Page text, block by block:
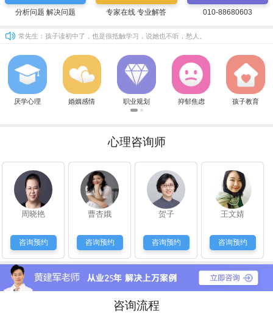
分析问题 解决问题 专家在线 专业解答
010-88680603
常先生： 孩子读初中了，也是很抵触学习，说她也不听，愁人。
贾太太： 我和老公现在是七年之痒，简直是没话说，我也很郁闷，感觉越
华璨心：
关于孩子考前焦虑有很多诱因，首先还是要释放孩子的心理负担
丁女士：
女儿今年11岁了，变得比较叛逆，也是不好好学习，老师这孩
要多关注孩子内心想法，多和孩子沟通，不要产生隔阂，或者可
我和他现在是分手一年了，但是忘不了他，又不知道怎么做能和
华璨心：
妈妈都不容易，你这种想改变的想法是很好的。可以拨打199
韩女士：
孩子现在初二，成绩一直处于中等，最忌开始喜欢玩游戏，怎么
可爱的： 我们家的是不太听话，很皮，爱顶嘴，
华尔兹：分析的真好，确实这样
孩子读初中了，也是很抵触学习，说她也不听，愁人。
厌学心理 婚姻感情 职业规划 抑郁焦虑 孩子教育
心理咨询师
周晓艳
咨询预约
曹杏娥
咨询预约
贺子
咨询预约
王文婧
咨询预约
咨询流程